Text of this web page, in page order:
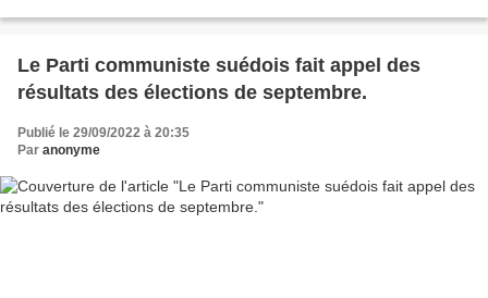
Le Parti communiste suédois fait appel des
résultats des élections de septembre.
Publié le 29/09/2022 à 20:35
Par anonyme